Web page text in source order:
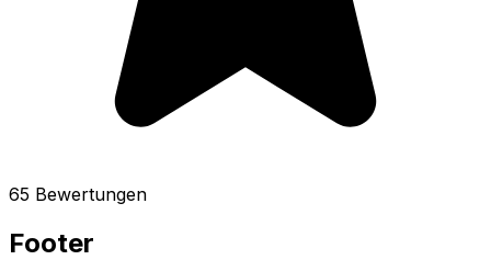
65 Bewertungen
Footer